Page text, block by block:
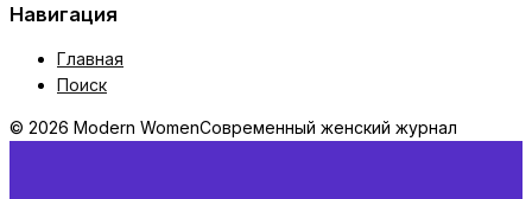
Навигация
Главная
Поиск
© 2026 Modern WomenСовременный женский журнал